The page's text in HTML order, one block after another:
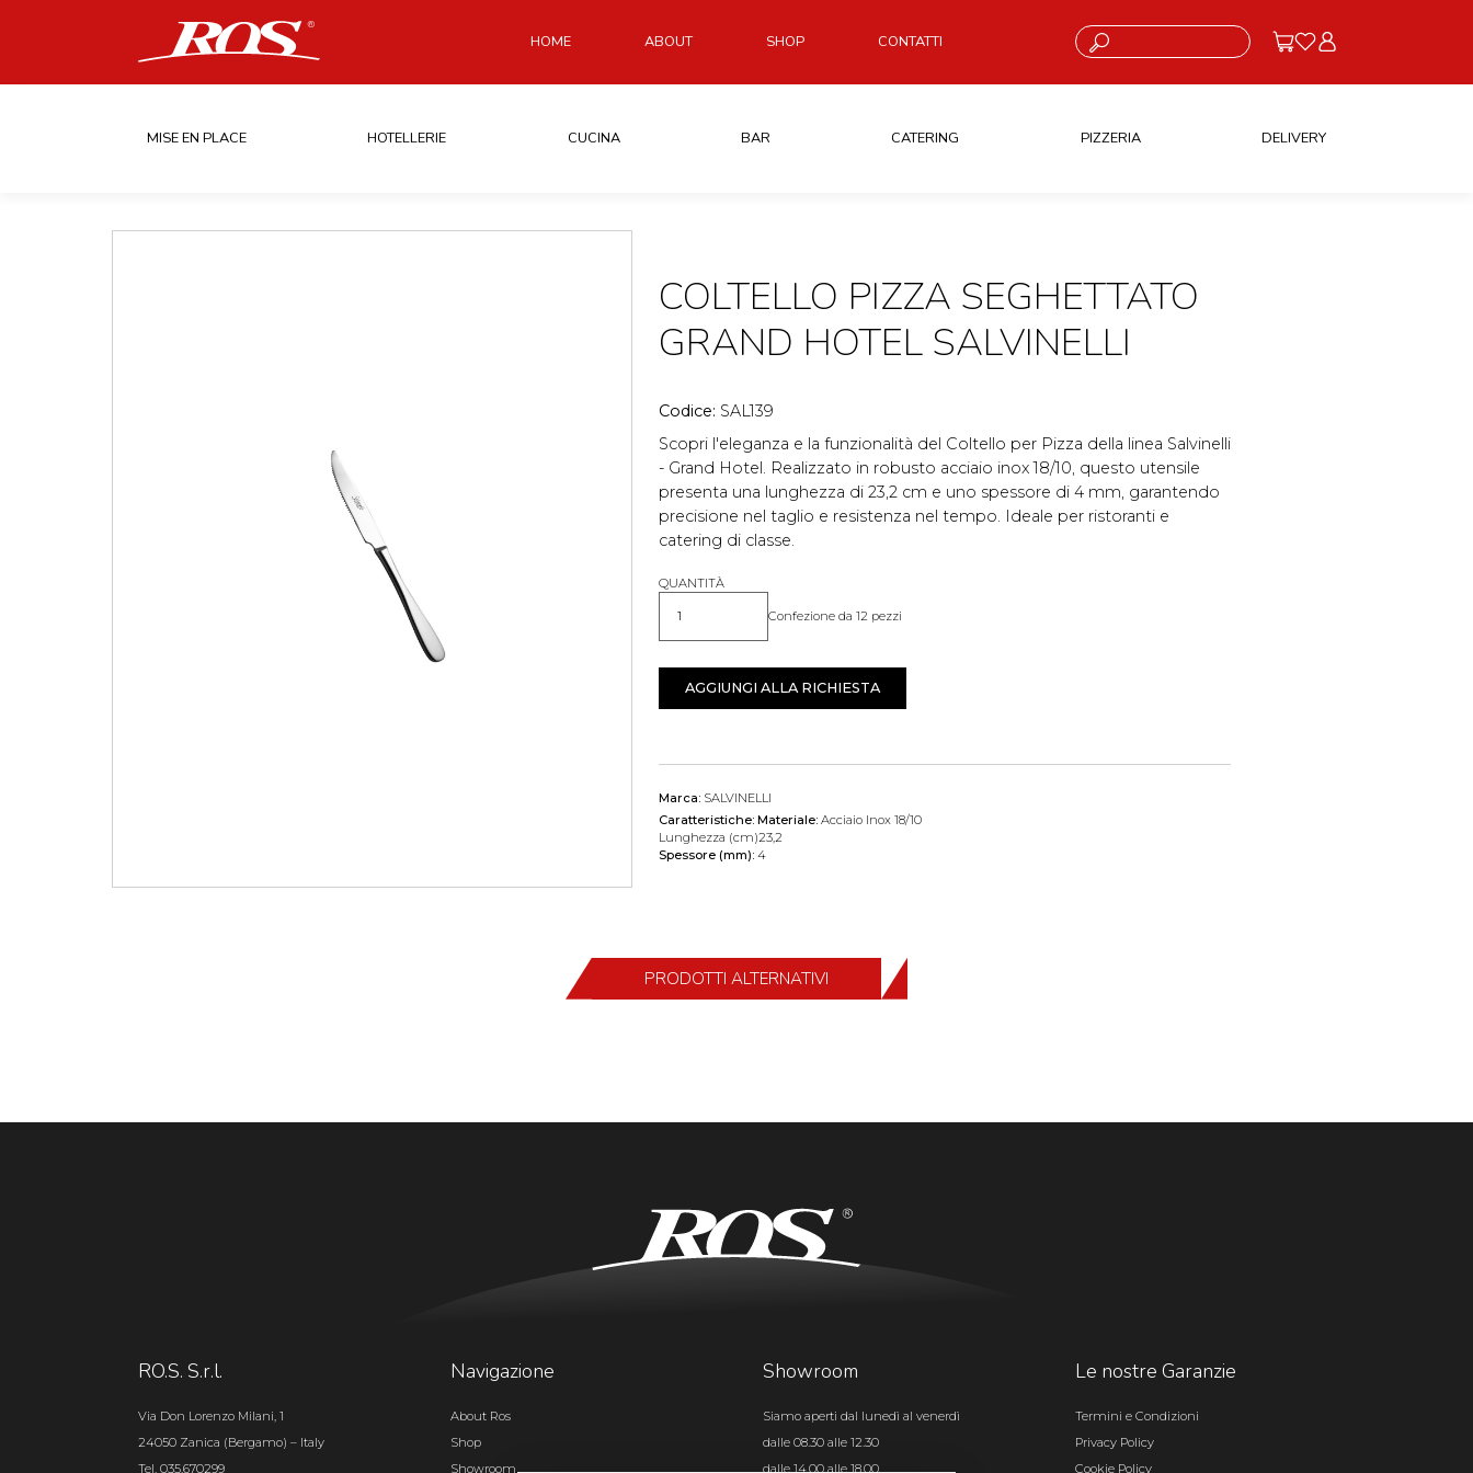
HOME ABOUT SHOP CONTATTI Cosa stai cercando?
MISE EN PLACE HOTELLERIE CUCINA BAR CATERING PIZZERIA DELIVERY
COLTELLO PIZZA SEGHETTATO
GRAND HOTEL SALVINELLI
Codice: SAL139
Scopri l'eleganza e la funzionalità del Coltello per Pizza della linea Salvinelli
- Grand Hotel. Realizzato in robusto acciaio inox 18/10, questo utensile
presenta una lunghezza di 23,2 cm e uno spessore di 4 mm, garantendo
precisione nel taglio e resistenza nel tempo. Ideale per ristoranti e
catering di classe.
QUANTITÀ
Quantità Confezione da 12 pezzi
AGGIUNGI ALLA RICHIESTA
Marca: SALVINELLI
Caratteristiche: Materiale: Acciaio Inox 18/10
Lunghezza (cm)23,2
Spessore (mm): 4
PRODOTTI ALTERNATIVI
RO.S. S.r.l.
Via Don Lorenzo Milani, 1
24050 Zanica (Bergamo) – Italy
Tel. 035.670299
Navigazione
About Ros
Shop
Showroom
Showroom
Siamo aperti dal lunedì al venerdì
dalle 08.30 alle 12.30
dalle 14.00 alle 18.00
Le nostre Garanzie
Termini e Condizioni
Privacy Policy
Cookie Policy